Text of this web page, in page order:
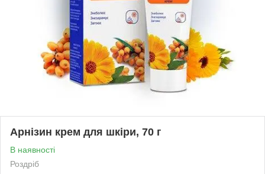
Арнізин крем для шкіри, 70 г
В наявності
Роздріб